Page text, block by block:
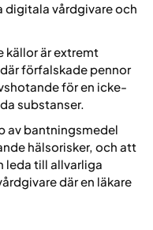
digitala vårdgivare och
källor är extremt
förfalskade pennor
för en icke-
substanser.
av bantningsmedel
hälsorisker, och att
leda till allvarliga
där en läkare